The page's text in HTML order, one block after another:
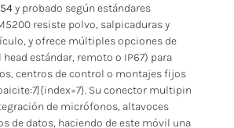
y probado según estándares
resiste polvo, salpicaduras y
y ofrece múltiples opciones de
estándar, remoto o IP67) para
centros de control o montajes fijos
Su conector multipin
de micrófonos, altavoces
de datos, haciendo de este móvil una